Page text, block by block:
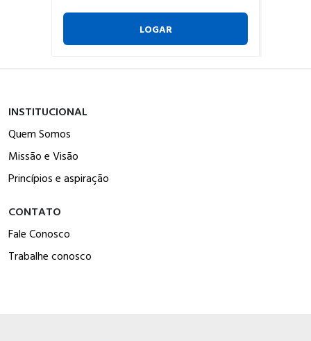
LOGAR
INSTITUCIONAL
Quem Somos
Missão e Visão
Princípios e aspiração
CONTATO
Fale Conosco
Trabalhe conosco